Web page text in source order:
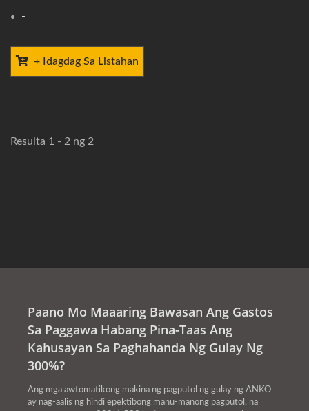
-
+ Idagdag Sa Listahan
Resulta 1 - 2 ng 2
Paano Mo Maaaring Bawasan Ang Gastos
Sa Paggawa Habang Pina-Taas Ang
Kahusayan Sa Paghahanda Ng Gulay Ng
300%?
Ang mga awtomatikong makina ng pagputol ng gulay ng ANKO
ay nag-aalis ng hindi epektibong manu-manong pagputol, na